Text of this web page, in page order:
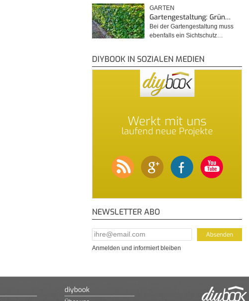
GARTEN
Gartengestaltung: Grün…
Bei der Gartengestaltung muss
ebenfalls ein Sichtschutz…
DIYBOOK IN SOZIALEN MEDIEN
Werkt mit uns
laufend neue Projekte
NEWSLETTER ABO
E-Mail Addresse*
Anmelden und informiert bleiben
diybook